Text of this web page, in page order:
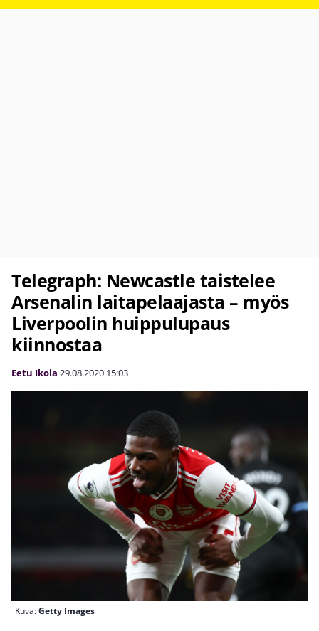
Telegraph: Newcastle taistelee
Arsenalin laitapelaajasta – myös
Liverpoolin huippulupaus
kiinnostaa
Eetu Ikola 29.08.2020 15:03
Kuva:Getty Images